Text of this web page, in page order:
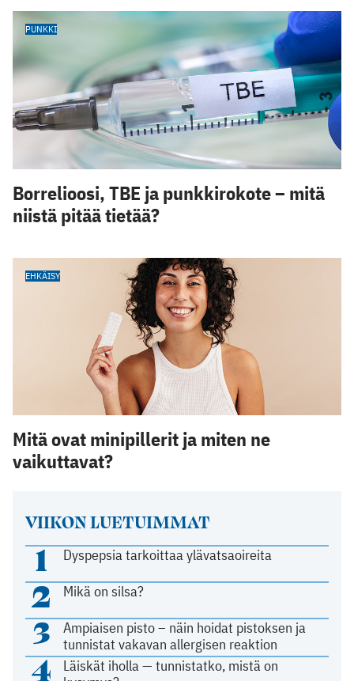
VIIKON LUETUIMMAT
1 Dyspepsia tarkoittaa ylävatsaoireita
2 Mikä on silsa?
3
Ampiaisen pisto – näin hoidat pistoksen ja
tunnistat vakavan allergisen reaktion
4
Läiskät iholla — tunnistatko, mistä on
PUNKKI
Borrelioosi, TBE ja punkkirokote – mitä
niistä pitää tietää?
EHKÄISY
Mitä ovat minipillerit ja miten ne
vaikuttavat?